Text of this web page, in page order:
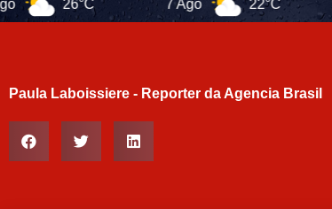
26°C 7 Ago 22°C 8
Paula Laboissiere - Reporter da Agencia Brasil